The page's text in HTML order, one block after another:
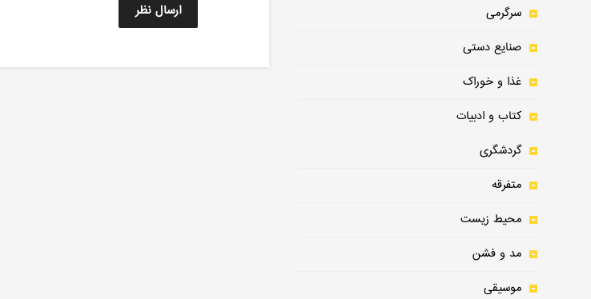
سرگرمی
صنایع دستی
غذا و خوراک
کتاب و ادبیات
گردشگری
متفرقه
محیط زیست
مد و فشن
موسیقی